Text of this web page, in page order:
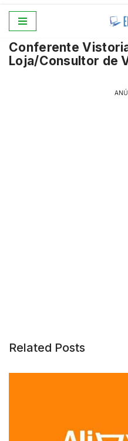
para
o
Conferente
Loja/Consultor de
Related Posts